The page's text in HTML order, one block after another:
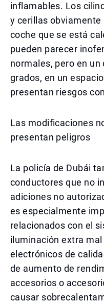
inflamables. Los
y cerillas obviamente
coche que se está
pueden parecer
normales, pero en un
grados, en un
presentan riesgos
Las modificaciones
presentan peligros
La policía de Dubái
conductores que no
adiciones no
es especialmente
relacionados con el
iluminación extra
electrónicos de
de aumento de
accesorios o
causar